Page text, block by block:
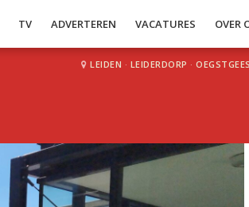
TV ADVERTEREN VACATURES OVER
LEIDEN · LEIDERDORP ·